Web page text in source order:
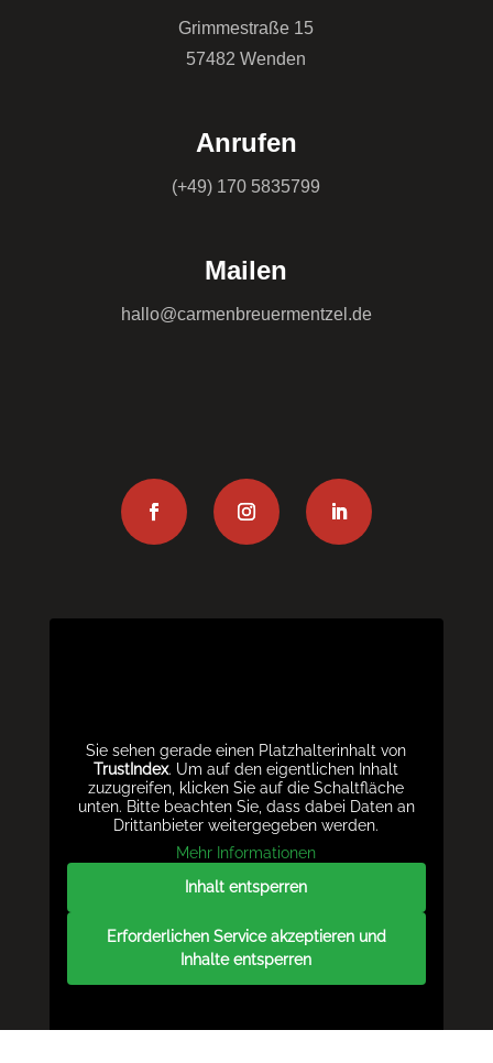
Grimmestraße 15
57482 Wenden
Anrufen
(+49) 170 5835799
Mailen
hallo@carmenbreuermentzel.de
Sie sehen gerade einen Platzhalterinhalt von
TrustIndex. Um auf den eigentlichen Inhalt
zuzugreifen, klicken Sie auf die Schaltfläche
unten. Bitte beachten Sie, dass dabei Daten an
Drittanbieter weitergegeben werden.
Mehr Informationen
Inhalt entsperren
Erforderlichen Service akzeptieren und
Inhalte entsperren